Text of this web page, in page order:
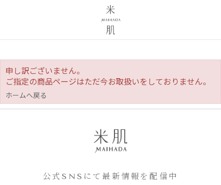
申し訳ございません。
ご指定の商品ページはただ今お取扱いをしておりません。
ホームへ戻る
公式SNSにて最新情報を配信中